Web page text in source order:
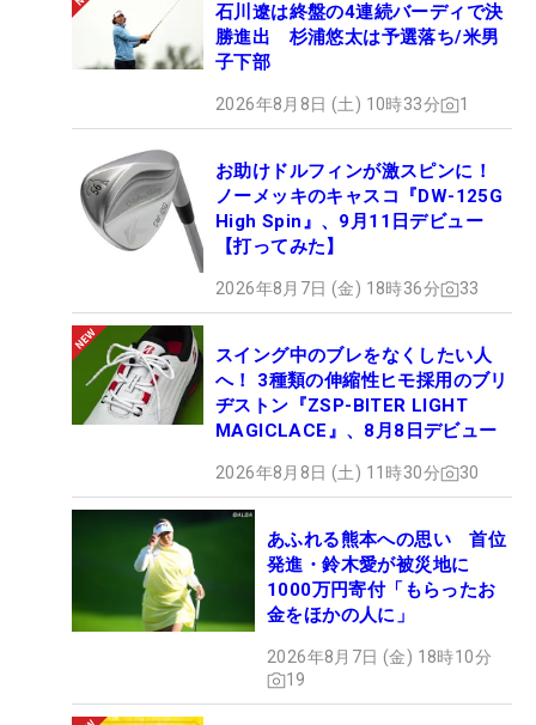
石川遼は終盤の4連続バーディで決
勝進出 杉浦悠太は予選落ち/米男
子下部
2026年8月8日 (土) 10時33分 1
お助けドルフィンが激スピンに！
ノーメッキのキャスコ『DW-125G
High Spin』、9月11日デビュー
【打ってみた】
2026年8月7日 (金) 18時36分 33
スイング中のブレをなくしたい人
へ！ 3種類の伸縮性ヒモ採用のブリ
ヂストン『ZSP-BITER LIGHT
MAGICLACE』、8月8日デビュー
2026年8月8日 (土) 11時30分 30
あふれる熊本への思い 首位
発進・鈴木愛が被災地に
1000万円寄付「もらったお
金をほかの人に」
2026年8月7日 (金) 18時10分
19